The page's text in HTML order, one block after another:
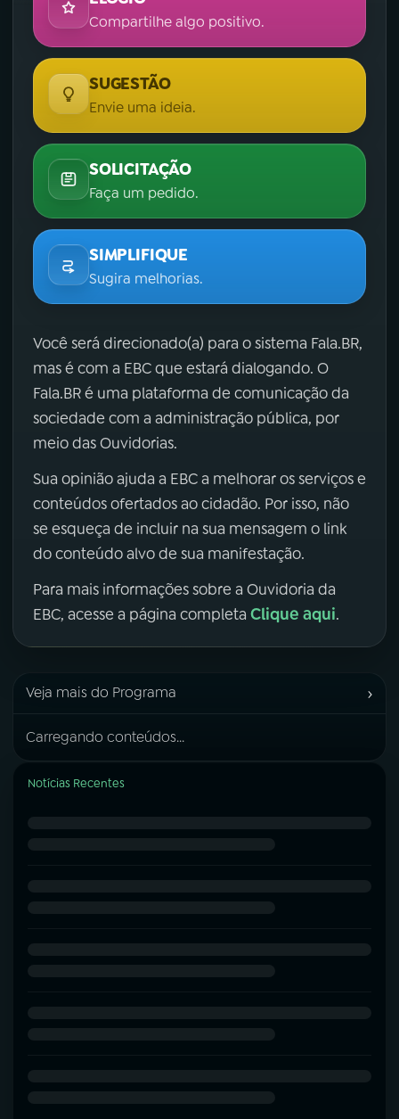
Compartilhe algo positivo.
SUGESTÃO
Envie uma ideia.
SOLICITAÇÃO
Faça um pedido.
SIMPLIFIQUE
Sugira melhorias.
Você será direcionado(a) para o sistema Fala.BR,
mas é com a EBC que estará dialogando. O
Fala.BR é uma plataforma de comunicação da
sociedade com a administração pública, por
meio das Ouvidorias.
Sua opinião ajuda a EBC a melhorar os serviços e
conteúdos ofertados ao cidadão. Por isso, não
se esqueça de incluir na sua mensagem o link
do conteúdo alvo de sua manifestação.
Para mais informações sobre a Ouvidoria da
EBC, acesse a página completa Clique aqui.
Veja mais do Programa ›
Carregando conteúdos...
Notícias Recentes